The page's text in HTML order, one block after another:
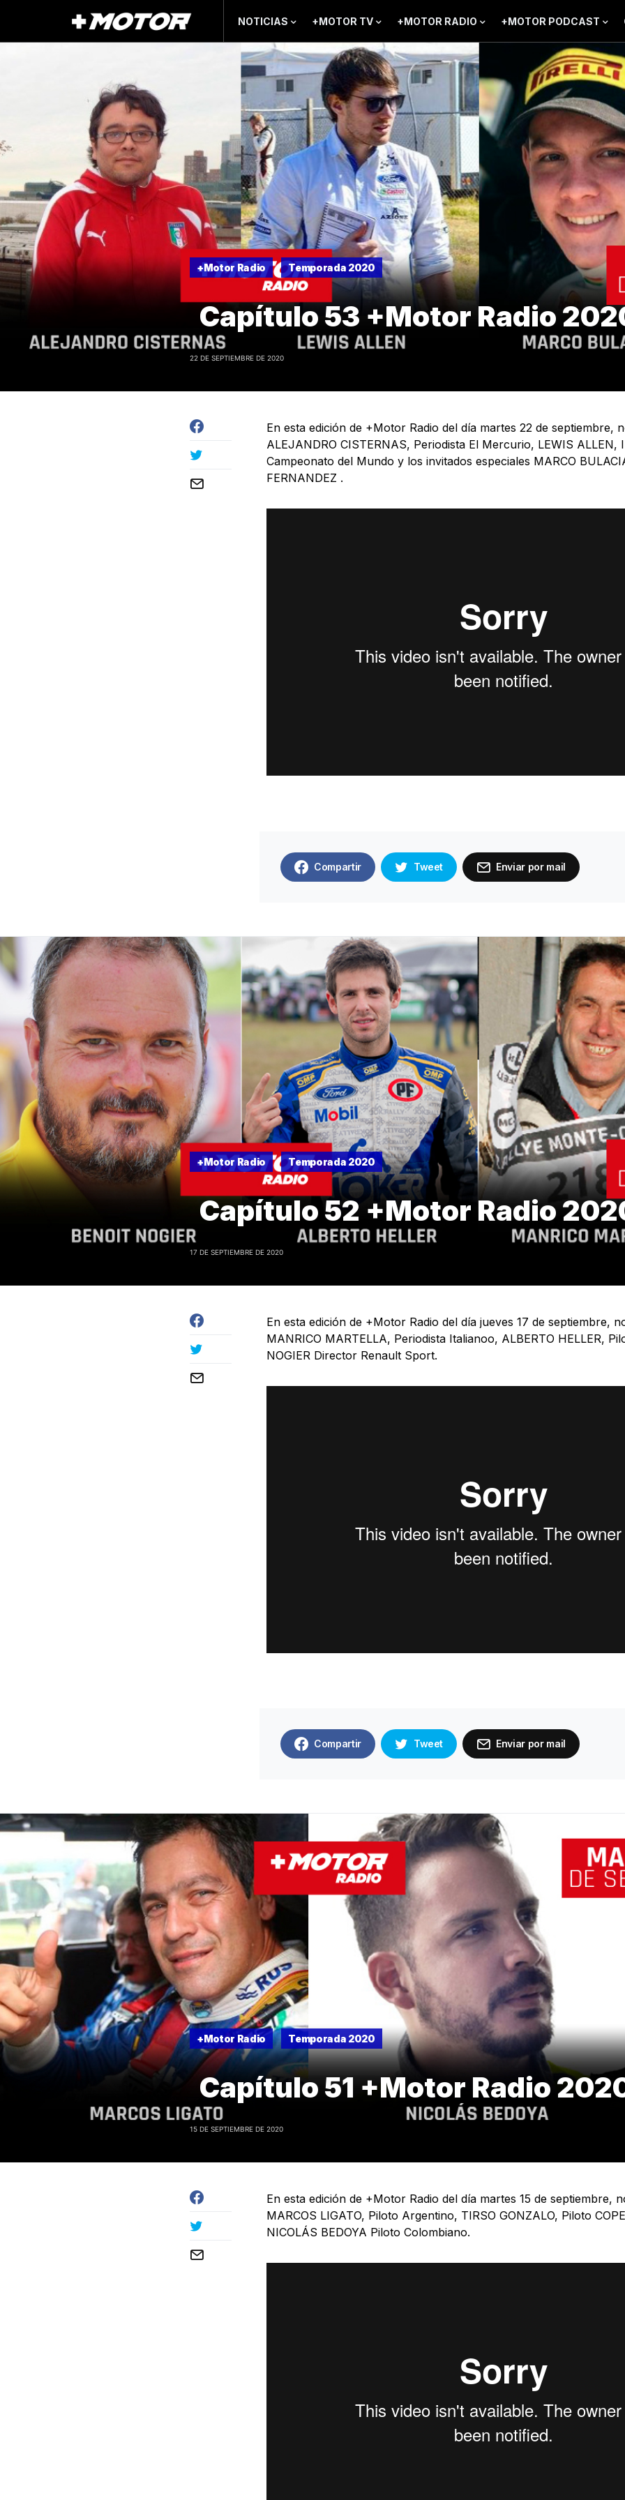
NOTICIAS +MOTOR TV +MOTOR RADIO +MOTOR PODCAST
+Motor Radio Temporada 2020
Capítulo 53 +Motor Radio
22 DE SEPTIEMBRE DE 2020
En esta edición de +Motor Radio del día martes 22 de septiembre,
ALEJANDRO CISTERNAS, Periodista El Mercurio, LEWIS ALLEN,
Campeonato del Mundo y los invitados especiales MARCO
FERNANDEZ .
Compartir Tweet Enviar por mail
+Motor Radio Temporada 2020
Capítulo 52 +Motor Radio
17 DE SEPTIEMBRE DE 2020
En esta edición de +Motor Radio del día jueves 17 de septiembre,
MANRICO MARTELLA, Periodista Italianoo, ALBERTO HELLER,
NOGIER Director Renault Sport.
Compartir Tweet Enviar por mail
+Motor Radio Temporada 2020
Capítulo 51 +Motor Radio
15 DE SEPTIEMBRE DE 2020
En esta edición de +Motor Radio del día martes 15 de septiembre,
MARCOS LIGATO, Piloto Argentino, TIRSO GONZALO, Piloto
NICOLÁS BEDOYA Piloto Colombiano.